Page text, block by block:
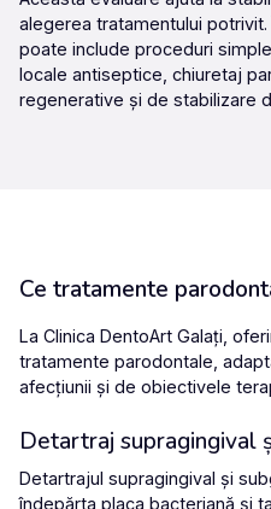
alegerea tratamentului
poate include proceduri
locale antiseptice, chiuretaj
regenerative și de stabilizare
Ce tratamente
La Clinica DentoArt Galați,
tratamente parodontale,
afecțiunii și de obiectivele
Detartraj supragingival
Detartrajul supragingival și
îndepărta placa bacteriană și